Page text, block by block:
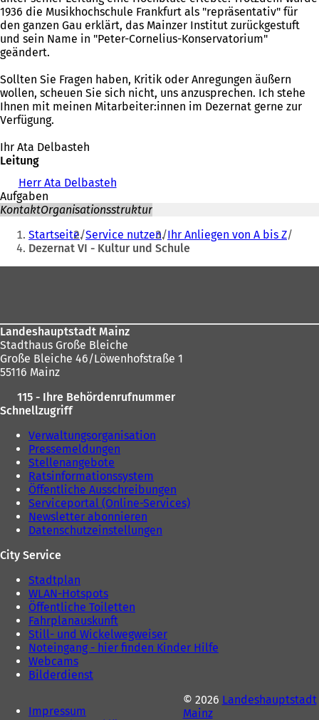
1936 die Musikhochschule Frankfurt als "repräsentativ" für
den ganzen Gau erklärt, das Mainzer Institut zurückgestuft
und sein Name in "Peter-Cornelius-Konservatorium"
geändert.
Sollten Sie Fragen haben, Kritik oder Anregungen äußern
wollen, scheuen Sie sich nicht, uns anzusprechen. Ich stehe
Ihnen mit meinen Mitarbeiter:innen im Dezernat gerne zur
Verfügung.
Ihr Ata Delbasteh
Leitung
Herr Ata Delbasteh
Aufgaben
KontaktOrganisationsstruktur
Sie
befinden
sich
Startseite Service nutzen Ihr Anliegen von A bis Z
Dezernat VI - Kultur und Schule
Landeshauptstadt Mainz
Stadthaus Große Bleiche
Große Bleiche 46/Löwenhofstraße 1
55116 Mainz
115 - Ihre Behördenrufnummer
Schnellzugriff
Verwaltungsorganisation
Pressemeldungen
Stellenangebote
Ratsinformationssystem
Öffentliche Ausschreibungen
Serviceportal (Online-Services)
Newsletter abonnieren
Datenschutzeinstellungen
City Service
Stadtplan
WLAN-Hotspots
Öffentliche Toiletten
Fahrplanauskunft
Still- und Wickelwegweiser
Noteingang - hier finden Kinder Hilfe
Webcams
Bilderdienst
Impressum
© 2026 Landeshauptstadt
Mainz